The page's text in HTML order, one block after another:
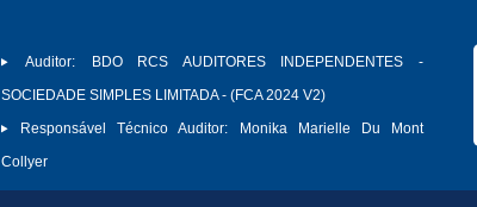
Auditor:
BDO RCS AUDITORES INDEPENDENTES -
SOCIEDADE SIMPLES LIMITADA - (FCA 2024 V2)
Responsável Técnico Auditor:
Monika Marielle Du Mont
Collyer